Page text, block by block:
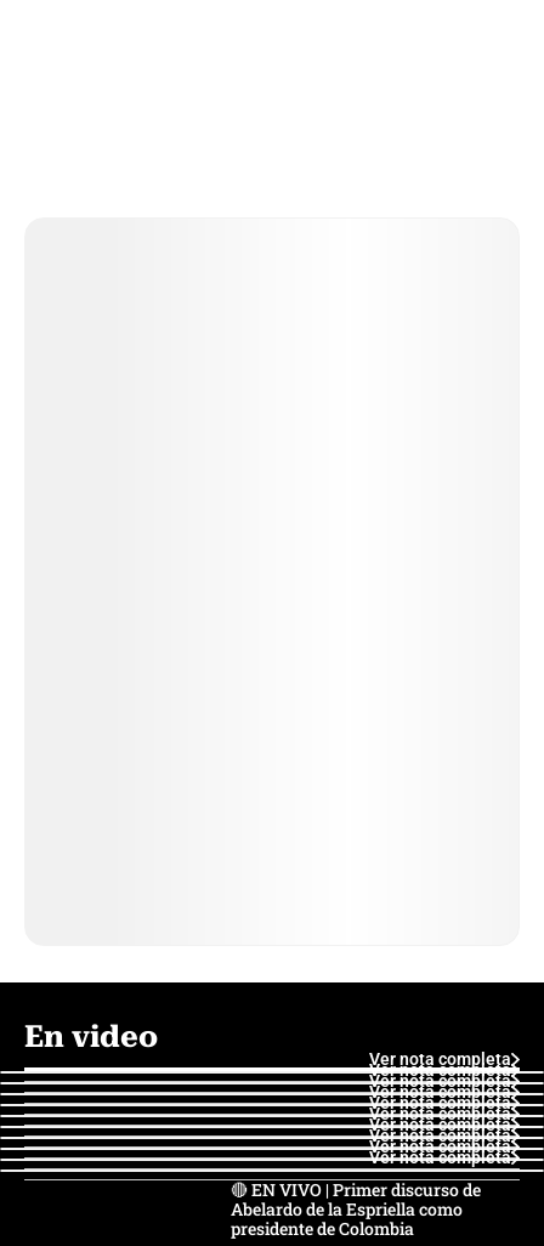
En video
Ver nota completa
Ver nota completa
Ver nota completa
Ver nota completa
Ver nota completa
Ver nota completa
Ver nota completa
Ver nota completa
Ver nota completa
Ver nota completa
🔴 EN VIVO | Primer discurso de
Abelardo de la Espriella como
presidente de Colombia